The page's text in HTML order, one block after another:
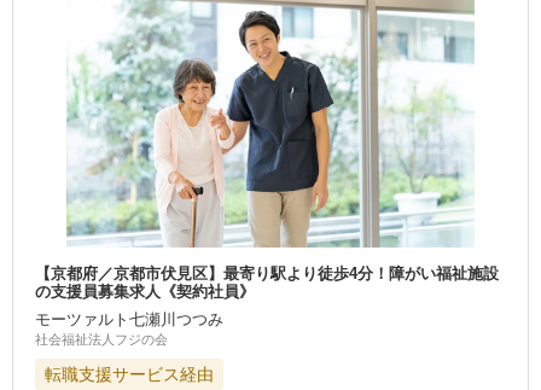
【京都府／京都市伏見区】最寄り駅より徒歩4分！障がい福祉施設
の支援員募集求人《契約社員》
モーツァルト七瀬川つつみ
社会福祉法人フジの会
転職支援サービス経由